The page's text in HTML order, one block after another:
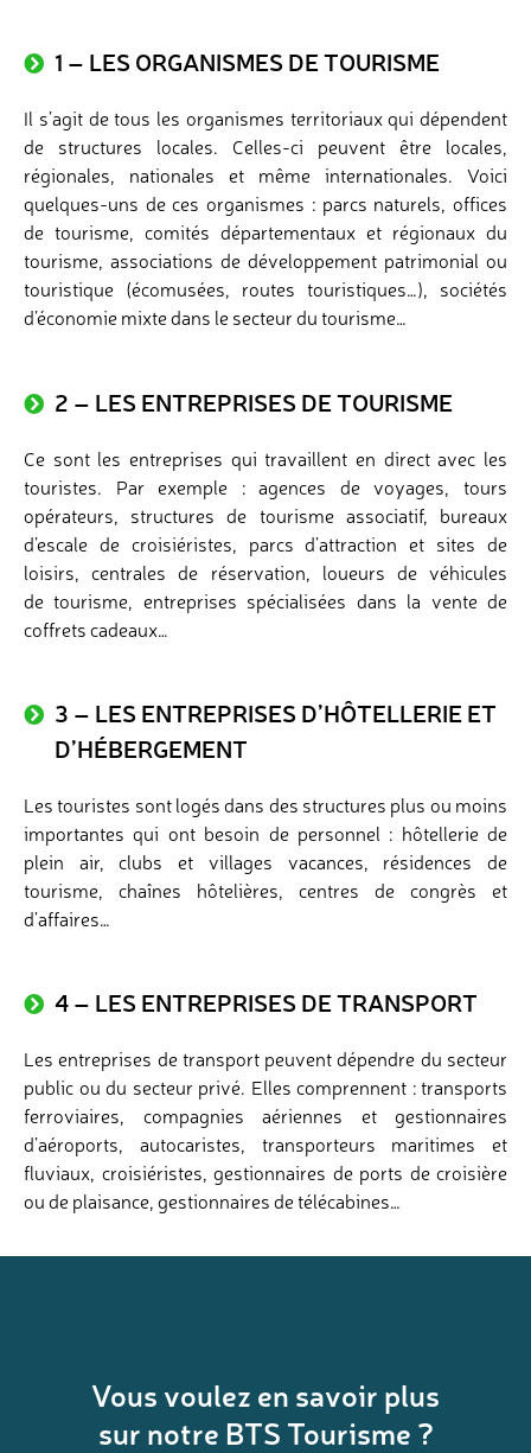
1 – LES ORGANISMES DE TOURISME
Il s’agit de tous les organismes territoriaux qui dépendent
de structures locales. Celles-ci peuvent être locales,
régionales, nationales et même internationales. Voici
quelques-uns de ces organismes : parcs naturels, offices
de tourisme, comités départementaux et régionaux du
tourisme, associations de développement patrimonial ou
touristique (écomusées, routes touristiques…), sociétés
d’économie mixte dans le secteur du tourisme…
2 – LES ENTREPRISES DE TOURISME
Ce sont les entreprises qui travaillent en direct avec les
touristes. Par exemple : agences de voyages, tours
opérateurs, structures de tourisme associatif, bureaux
d’escale de croisiéristes, parcs d’attraction et sites de
loisirs, centrales de réservation, loueurs de véhicules
de tourisme, entreprises spécialisées dans la vente de
coffrets cadeaux…
3 – LES ENTREPRISES D’HÔTELLERIE ET
D’HÉBERGEMENT
Les touristes sont logés dans des structures plus ou moins
importantes qui ont besoin de personnel : hôtellerie de
plein air, clubs et villages vacances, résidences de
tourisme, chaînes hôtelières, centres de congrès et
d’affaires…
4 – LES ENTREPRISES DE TRANSPORT
Les entreprises de transport peuvent dépendre du secteur
public ou du secteur privé. Elles comprennent : transports
ferroviaires, compagnies aériennes et gestionnaires
d’aéroports, autocaristes, transporteurs maritimes et
fluviaux, croisiéristes, gestionnaires de ports de croisière
ou de plaisance, gestionnaires de télécabines…
Vous voulez en savoir plus
sur notre BTS Tourisme ?